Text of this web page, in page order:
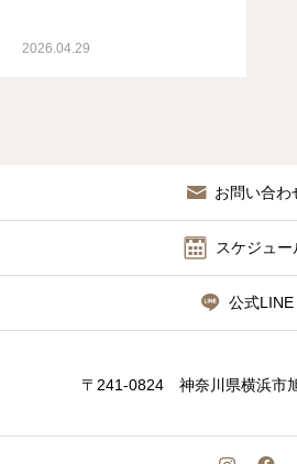
2026.04.29
お問い合わ
スケジュー
公式LINE
〒241-0824 神奈川県横浜市